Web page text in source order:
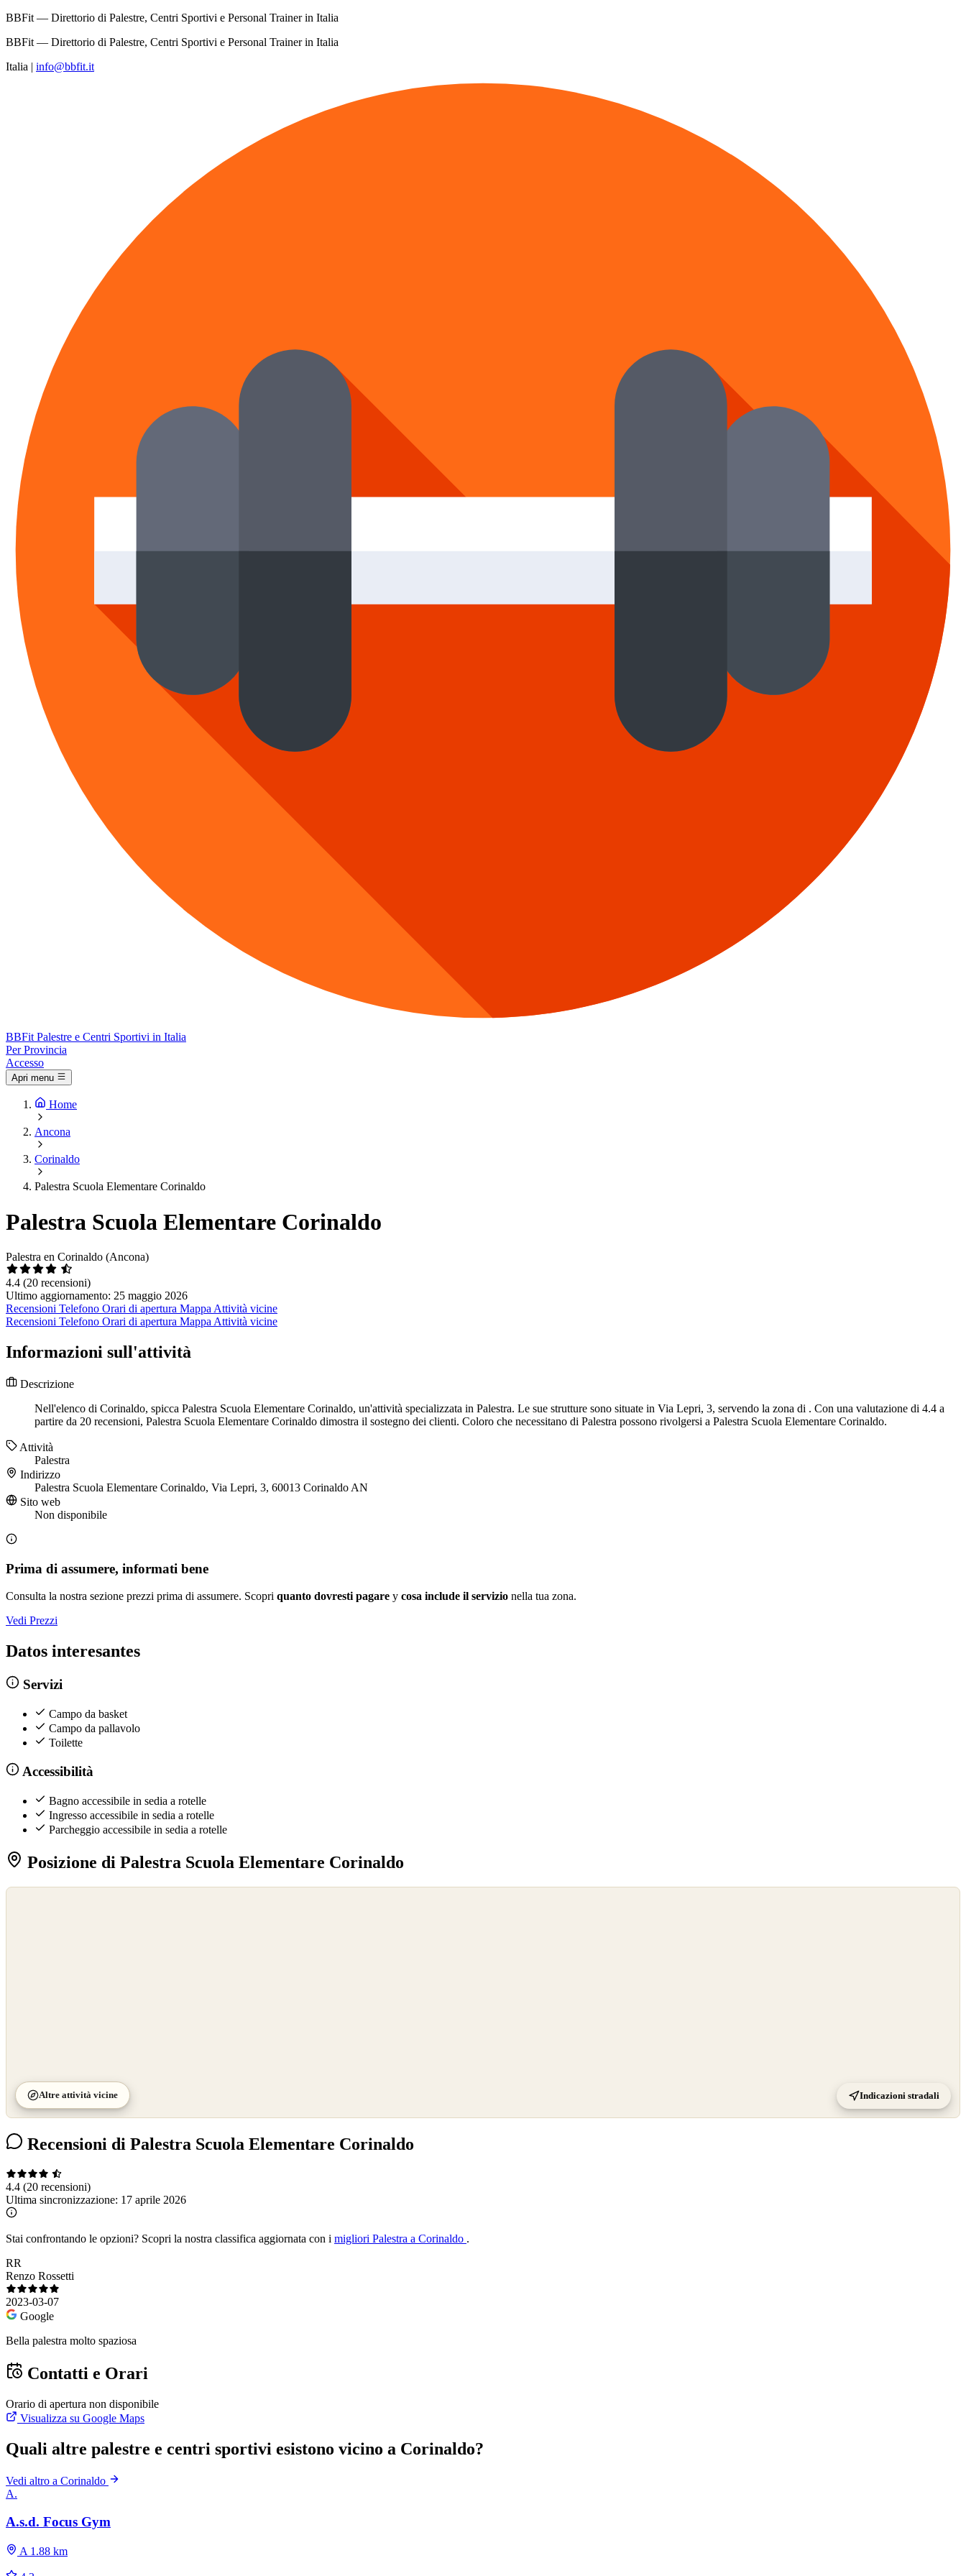
BBFit — Direttorio di Palestre, Centri Sportivi e Personal Trainer in Italia
BBFit — Direttorio di Palestre, Centri Sportivi e Personal Trainer in Italia
Italia | info@bbfit.it
BBFit Palestre e Centri Sportivi in Italia
Per Provincia
Accesso
Apri menu
Home
Ancona
Corinaldo
Palestra Scuola Elementare Corinaldo
Palestra Scuola Elementare Corinaldo
Palestra en Corinaldo (Ancona)
4.4 (20 recensioni)
Ultimo aggiornamento: 25 maggio 2026
Recensioni Telefono Orari di apertura Mappa Attività vicine
Recensioni Telefono Orari di apertura Mappa Attività vicine
Informazioni sull'attività
Descrizione
Nell'elenco di Corinaldo, spicca Palestra Scuola Elementare Corinaldo, un'attività specializzata in Palestra. Le sue strutture sono situate in Via Lepri, 3, servendo la zona di . Con una valutazione di 4.4 a
partire da 20 recensioni, Palestra Scuola Elementare Corinaldo dimostra il sostegno dei clienti. Coloro che necessitano di Palestra possono rivolgersi a Palestra Scuola Elementare Corinaldo.
Attività
Palestra
Indirizzo
Palestra Scuola Elementare Corinaldo, Via Lepri, 3, 60013 Corinaldo AN
Sito web
Non disponibile
Prima di assumere, informati bene
Consulta la nostra sezione prezzi prima di assumere. Scopri quanto dovresti pagare y cosa include il servizio nella tua zona.
Vedi Prezzi
Datos interesantes
Servizi
Campo da basket
Campo da pallavolo
Toilette
Accessibilità
Bagno accessibile in sedia a rotelle
Ingresso accessibile in sedia a rotelle
Parcheggio accessibile in sedia a rotelle
Posizione di Palestra Scuola Elementare Corinaldo
Altre attività vicine Indicazioni stradali
Recensioni di Palestra Scuola Elementare Corinaldo
4.4 (20 recensioni)
Ultima sincronizzazione: 17 aprile 2026
Stai confrontando le opzioni? Scopri la nostra classifica aggiornata con i migliori Palestra a Corinaldo .
RR
Renzo Rossetti
2023-03-07
Google
Bella palestra molto spaziosa
Contatti e Orari
Orario di apertura non disponibile
Visualizza su Google Maps
Quali altre palestre e centri sportivi esistono vicino a Corinaldo?
Vedi altro a Corinaldo
A.
A.s.d. Focus Gym
A 1.88 km